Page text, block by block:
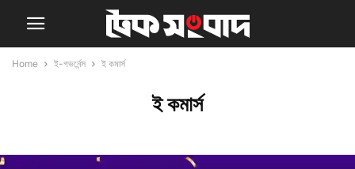
Home ই-গভর্নেন্স ই কমার্স
ই কমার্স